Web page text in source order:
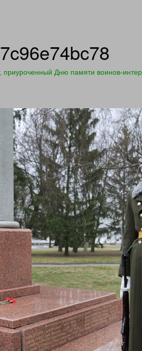
приуроченный Дню памяти воинов-